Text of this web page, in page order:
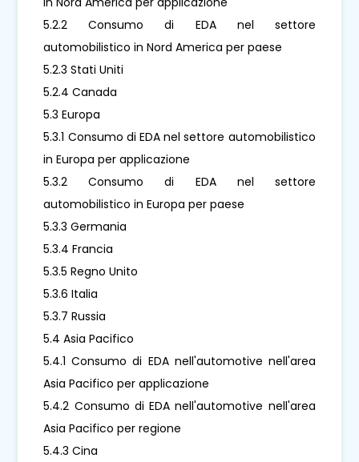
5.2.2 Consumo di EDA nel settore
automobilistico in Nord America per paese
5.2.3 Stati Uniti
5.2.4 Canada
5.3 Europa
5.3.1 Consumo di EDA nel settore automobilistico
in Europa per applicazione
5.3.2 Consumo di EDA nel settore
automobilistico in Europa per paese
5.3.3 Germania
5.3.4 Francia
5.3.5 Regno Unito
5.3.6 Italia
5.3.7 Russia
5.4 Asia Pacifico
5.4.1 Consumo di EDA nell'automotive nell'area
Asia Pacifico per applicazione
5.4.2 Consumo di EDA nell'automotive nell'area
Asia Pacifico per regione
5.4.3 Cina